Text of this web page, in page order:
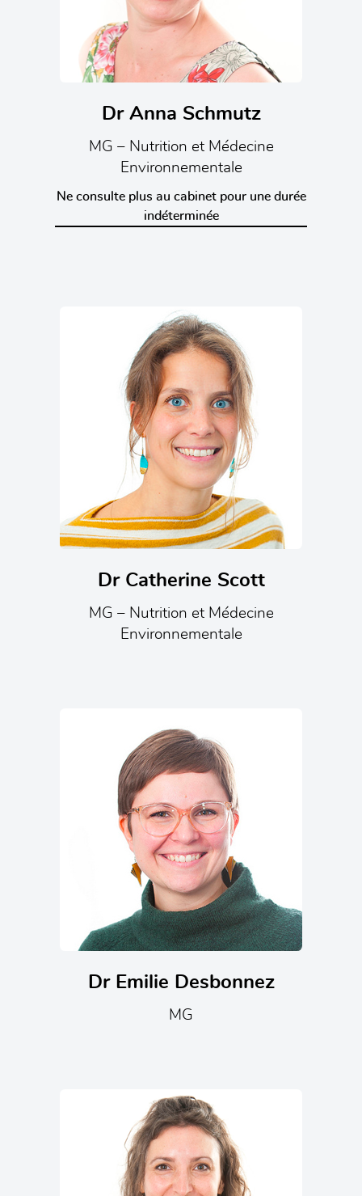
Dr Anna Schmutz
MG – Nutrition et Médecine
Environnementale
Ne consulte plus au cabinet pour une durée
indéterminée
Dr Catherine Scott
MG – Nutrition et Médecine
Environnementale
Dr Emilie Desbonnez
MG